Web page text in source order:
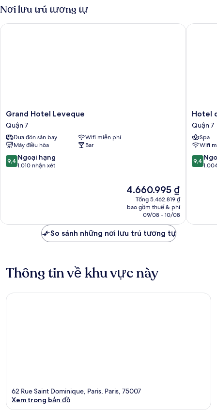
-Nơi lưu trú tương tự
Grand
Hotel
Leveque
Quận
7
Grand Hotel Leveque
Quận 7
Đưa đón sân bay
Wifi miễn phí
Máy điều hòa
Bar
9.4
trên
9,4 Ngoại hạng
1.010 nhận xét
Giá
hiện
tại
4.660.995 ₫
4.660.995 ₫
Tổng 5.462.819 ₫
bao gồm thuế & phí
09/08 - 10/08
Grand Hotel Leveque
Hotel
du
Cadran
Quận
7
Hotel
Quận 7
Spa
Wifi
9.4
trên
9,4
Hotel
So sánh những nơi lưu trú tương tự
Thông tin về khu vực này
62 Rue Saint Dominique, Paris, Paris, 75007
Xem trong bản đồ